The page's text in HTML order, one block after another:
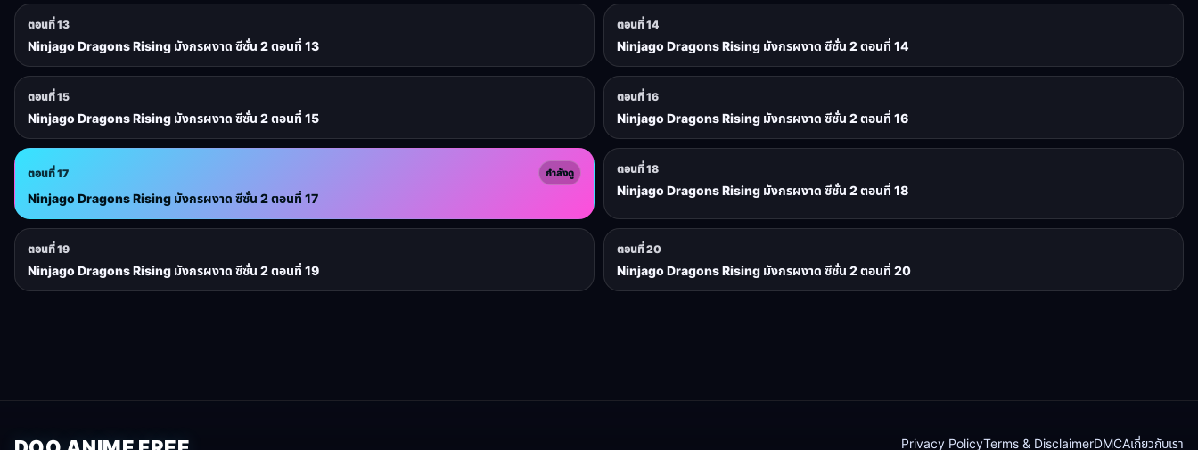
ตอนที่ 13
Ninjago Dragons Rising มังกรผงาด ซีซั่น 2 ตอนที่ 13
ตอนที่ 14
Ninjago Dragons Rising มังกรผงาด ซีซั่น 2 ตอนที่ 14
ตอนที่ 15
Ninjago Dragons Rising มังกรผงาด ซีซั่น 2 ตอนที่ 15
ตอนที่ 16
Ninjago Dragons Rising มังกรผงาด ซีซั่น 2 ตอนที่ 16
ตอนที่ 17 กำลังดู
Ninjago Dragons Rising มังกรผงาด ซีซั่น 2 ตอนที่ 17
ตอนที่ 18
Ninjago Dragons Rising มังกรผงาด ซีซั่น 2 ตอนที่ 18
ตอนที่ 19
Ninjago Dragons Rising มังกรผงาด ซีซั่น 2 ตอนที่ 19
ตอนที่ 20
Ninjago Dragons Rising มังกรผงาด ซีซั่น 2 ตอนที่ 20
Privacy PolicyTerms & DisclaimerDMCAเกี่ยวกับเรา